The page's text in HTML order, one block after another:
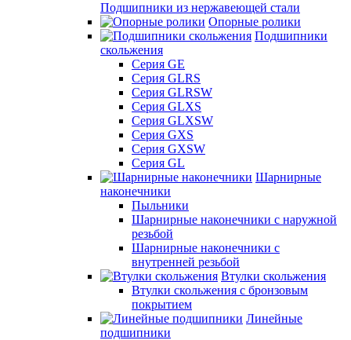
Подшипники из нержавеющей стали
Опорные ролики
Подшипники
скольжения
Серия GE
Серия GLRS
Серия GLRSW
Серия GLXS
Серия GLXSW
Серия GXS
Серия GXSW
Серия GL
Шарнирные
наконечники
Пыльники
Шарнирные наконечники с наружной
резьбой
Шарнирные наконечники с
внутренней резьбой
Втулки скольжения
Втулки скольжения с бронзовым
покрытием
Линейные
подшипники